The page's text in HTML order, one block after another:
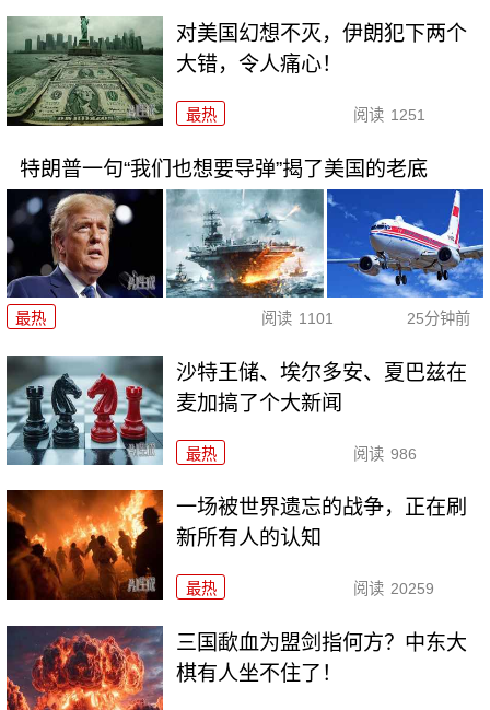
对美国幻想不灭，伊朗犯下两个
大错，令人痛心！
最热 阅读 1251
特朗普一句“我们也想要导弹”揭了美国的老底
最热 阅读 1101 25分钟前
沙特王储、埃尔多安、夏巴兹在
麦加搞了个大新闻
最热 阅读 986
一场被世界遗忘的战争，正在刷
新所有人的认知
最热 阅读 20259
三国歃血为盟剑指何方？中东大
棋有人坐不住了！